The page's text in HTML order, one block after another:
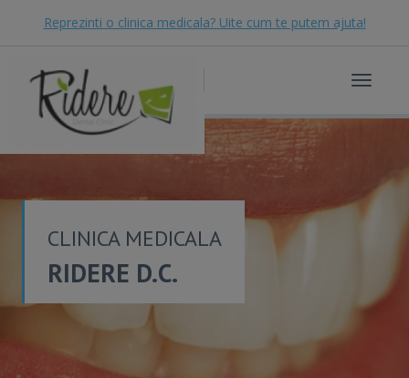
Reprezinti o clinica medicala? Uite cum te putem ajuta!
Toggle
CLINICA MEDICALA
RIDERE D.C.